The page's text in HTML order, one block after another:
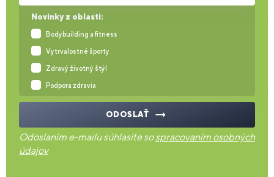
Novinky z oblasti:
Bodybuilding a fitness
Vytrvalostné športy
Zdravý životný štýl
Podpora zdravia
ODOSLAŤ
Odoslaním e-mailu súhlasíte sospracovaním osobných
údajov